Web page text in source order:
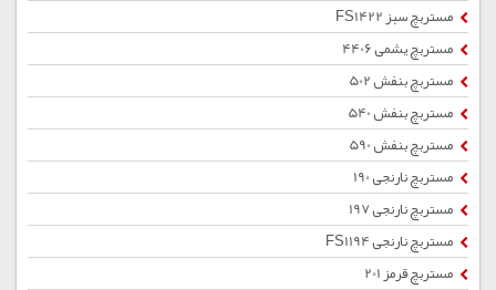
مستربچ سبز FS1422
مستربچ یشمی 4406
مستربچ بنفش 502
مستربچ بنفش 540
مستربچ بنفش 590
مستربچ نارنجی 190
مستربچ نارنجی 197
مستربچ نارنجی FS1194
مستربچ قرمز 201